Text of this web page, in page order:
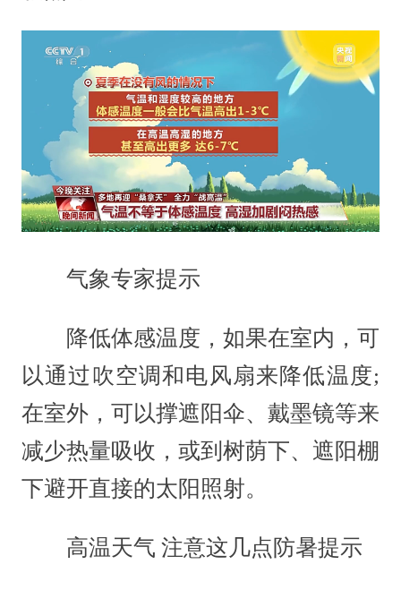
气象专家提示
降低体感温度，如果在室内，可
以通过吹空调和电风扇来降低温度;
在室外，可以撑遮阳伞、戴墨镜等来
减少热量吸收，或到树荫下、遮阳棚
下避开直接的太阳照射。
高温天气 注意这几点防暑提示